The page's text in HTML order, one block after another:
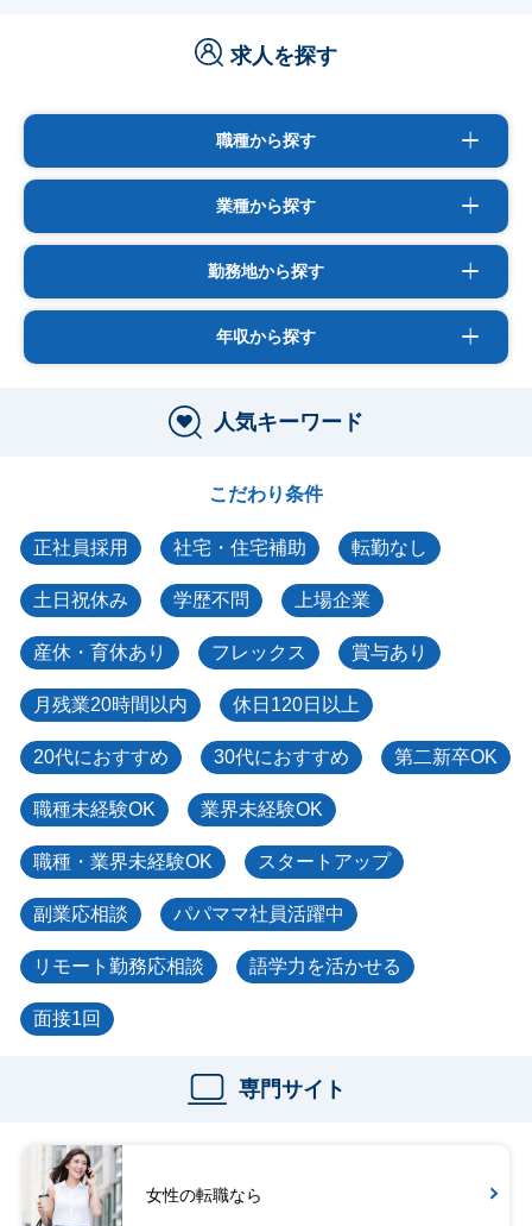
求人を探す
職種から探す
業種から探す
勤務地から探す
年収から探す
人気キーワード
こだわり条件
正社員採用 社宅・住宅補助 転勤なし
土日祝休み 学歴不問 上場企業
産休・育休あり フレックス 賞与あり
月残業20時間以内 休日120日以上
20代におすすめ 30代におすすめ 第二新卒OK
職種未経験OK 業界未経験OK
職種・業界未経験OK スタートアップ
副業応相談 パパママ社員活躍中
リモート勤務応相談 語学力を活かせる
面接1回
専門サイト
女性の転職なら